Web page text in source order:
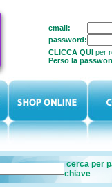
email:
password:
CLICCA QUI per
Perso la
cerca per
chiave